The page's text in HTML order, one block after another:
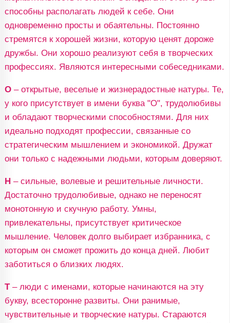
способны располагать людей к себе. Они
одновременно просты и обаятельны. Постоянно
стремятся к хорошей жизни, которую ценят дороже
дружбы. Они хорошо реализуют себя в творческих
профессиях. Являются интересными собеседниками.
О– открытые, веселые и жизнерадостные натуры. Те,
у кого присутствует в имени буква "О", трудолюбивы
и обладают творческими способностями. Для них
идеально подходят профессии, связанные со
стратегическим мышлением и экономикой. Дружат
они только с надежными людьми, которым доверяют.
Н– сильные, волевые и решительные личности.
Достаточно трудолюбивые, однако не переносят
монотонную и скучную работу. Умны,
привлекательны, присутствует критическое
мышление. Человек долго выбирает избранника, с
которым он сможет прожить до конца дней. Любит
заботиться о близких людях.
Т– люди с именами, которые начинаются на эту
букву, всесторонне развиты. Они ранимые,
чувствительные и творческие натуры. Стараются